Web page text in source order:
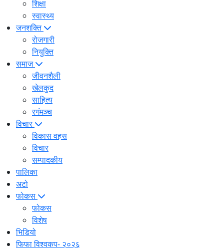
शिक्षा
स्वास्थ्य
जनशक्ति
रोजगारी
नियुक्ति
समाज
जीवनशैली
खेलकुद
साहित्य
रगंमञ्च
विचार
विकास वहस
विचार
सम्पादकीय
पालिका
अटो
फोकस
फोकस
विशेष
भिडियो
फिफा विश्वकप- २०२६